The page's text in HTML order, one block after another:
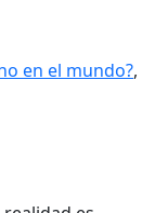
en el mundo?,